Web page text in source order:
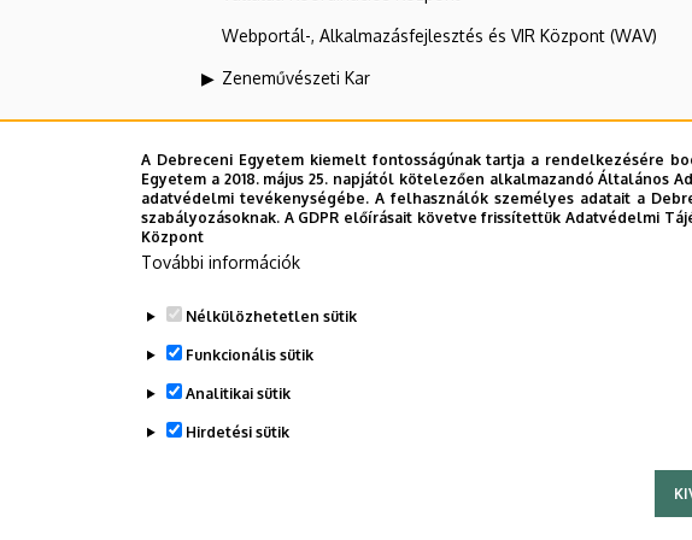
Webportál-, Alkalmazásfejlesztés és VIR Központ (WAV)
Zeneművészeti Kar
DEENK Kutatástámogatási Osztály
Felettes szervezeti egységek
DE Egyetemi és Nemzeti Könyvtár (DEENK)
Dolgozói adatmódosítás igénylése a DE
A Debreceni Egyetem kiemelt fontosságúnak tartja a rendelkezésére
Egyetem a 2018. május 25. napjától kötelezően alkalmazandó
adatvédelmi tevékenységébe. A felhasználók személyes adatait a
szabályozásoknak. A GDPR előírásait követve frissítettük Adatvédelmi
Központ
További információk
Nélkülözhetetlen sütik
Funkcionális sütik
Analitikai sütik
Hirdetési sütik